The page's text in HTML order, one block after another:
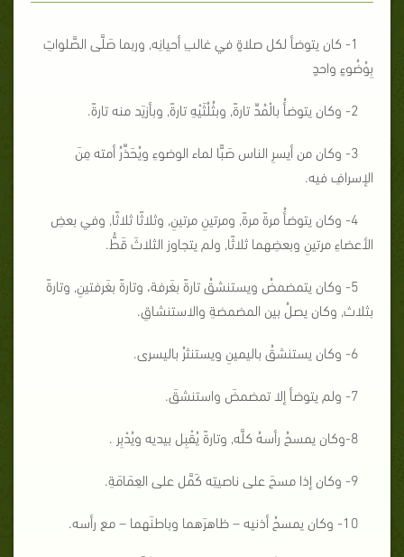
1- كان يتوضأ لكل صلاةٍ في غالبِ أحيانِه, وربما صَلَّى الصَّلواتِ
بِوُضُوءٍ واحدٍ
2- وكان يتوضأُ بالْمُدِّ تارةً, وبثُلُثَيْهِ تارةً, وبأزيَد منه تارةً.
3- وكان من أيسرِ الناس صَبًّا لماء الوضوءِ ويُحَذِّرُ أمته مِنَ
الإسرافِ فيه.
4- وكان يتوضأُ مرةً مرةً, ومرتينِ مرتينِ, وثلاثًا ثلاثًا, وفي بعضِ
الأعضاءِ مرتينِ وبعضِهما ثلاثًا, ولم يتجاوز الثلاثَ قَطُّ.
5- وكان يتمضمضُ ويستنشقُ تارةً بغَرفة، وتارةً بغَرفتينِ, وتارةً
بثلاث, وكان يصلُ بين المضمضةِ والاستنشاقِ.
6- وكان يستنشقُ باليمينِ ويستنثرُ باليسرى.
7- ولم يتوضأ إلا تمضمضَ واستنشقَ.
8-وكان يمسحُ رأسهُ كلَّه, وتارةً يُقْبِل بيديه ويُدْبِر .
9- وكان إذا مسحَ على ناصيتِه كَمَّل على العِمَامَةِ.
10- وكان يمسحُ أذنيه – ظاهرَهما وباطنَهما – مع رأسه.